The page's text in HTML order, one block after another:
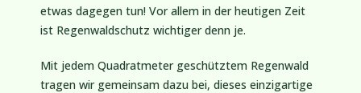
etwas dagegen tun! Vor allem in der heutigen Zeit
ist Regenwaldschutz wichtiger denn je.
Mit jedem Quadratmeter geschütztem Regenwald
tragen wir gemeinsam dazu bei, dieses einzigartige